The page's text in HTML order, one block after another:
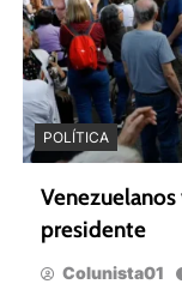
POLÍTICA
Venezuelanos
presidente
Colunista01